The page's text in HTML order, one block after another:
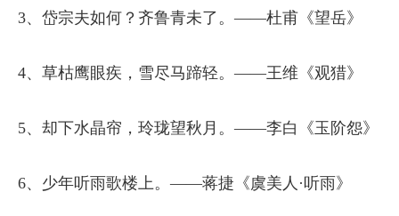
3、岱宗夫如何？齐鲁青未了。——杜甫《望岳》
4、草枯鹰眼疾，雪尽马蹄轻。——王维《观猎》
5、却下水晶帘，玲珑望秋月。——李白《玉阶怨》
6、少年听雨歌楼上。——蒋捷《虞美人·听雨》